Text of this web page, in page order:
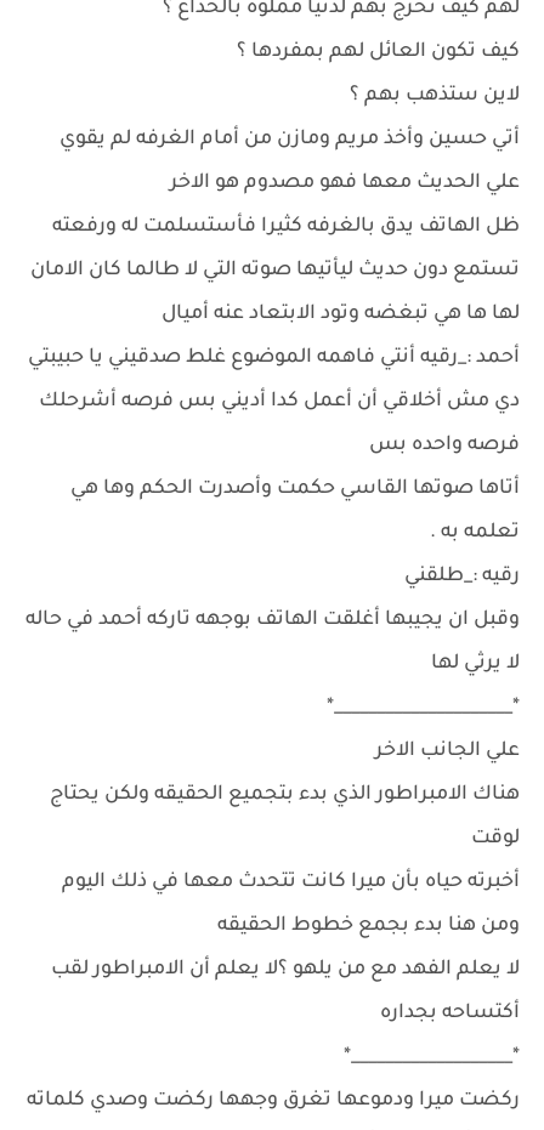
لهم كيف تخرج بهم لدنيا مملؤه بالخداع ؟
كيف تكون العائل لهم بمفردها ؟
لاين ستذهب بهم ؟
أتي حسين وأخذ مريم ومازن من أمام الغرفه لم يقوي
علي الحديث معها فهو مصدوم هو الاخر
ظل الهاتف يدق بالغرفه كثيرا فأستسلمت له ورفعته
تستمع دون حديث ليأتيها صوته التي لا طالما كان الامان
لها ها هي تبغضه وتود الابتعاد عنه أميال
أحمد :_رقيه أنتي فاهمه الموضوع غلط صدقيني يا حبيبتي
دي مش أخلاقي أن أعمل كدا أديني بس فرصه أشرحلك
فرصه واحده بس
أتاها صوتها القاسي حكمت وأصدرت الحكم وها هي
تعلمه به .
رقيه :_طلقني
وقبل ان يجيبها أغلقت الهاتف بوجهه تاركه أحمد في حاله
لا يرثي لها
*_____________________*
علي الجانب الاخر
هناك الامبراطور الذي بدء بتجميع الحقيقه ولكن يحتاج
لوقت
أخبرته حياه بأن ميرا كانت تتحدث معها في ذلك اليوم
ومن هنا بدء بجمع خطوط الحقيقه
لا يعلم الفهد مع من يلهو ؟لا يعلم أن الامبراطور لقب
أكتساحه بجداره
*___________________*
ركضت ميرا ودموعها تغرق وجهها ركضت وصدي كلماته